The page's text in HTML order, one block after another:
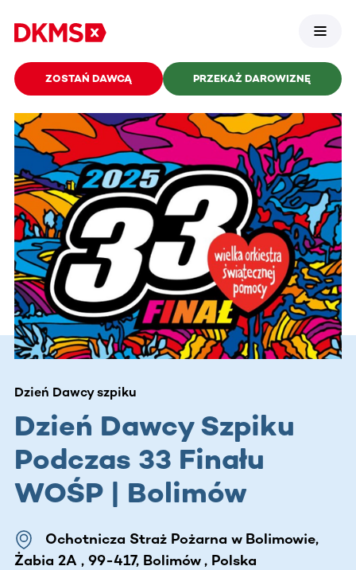
ZOSTAŃ DAWCĄ PRZEKAŻ DAROWIZNĘ
Dzień Dawcy szpiku
Dzień Dawcy Szpiku
Podczas 33 Finału
WOŚP | Bolimów
Ochotnicza Straż Pożarna w Bolimowie,
Żabia 2A , 99-417, Bolimów , Polska